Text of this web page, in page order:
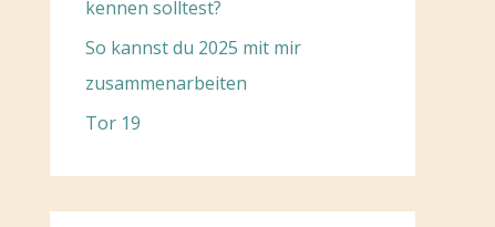
kennen solltest?
So kannst du 2025 mit mir
zusammenarbeiten
Tor 19